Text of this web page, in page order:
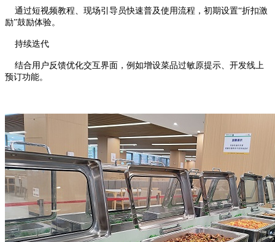
通过短视频教程、现场引导员快速普及使用流程，初期设置“折扣激
励”鼓励体验。
持续迭代
结合用户反馈优化交互界面，例如增设菜品过敏原提示、开发线上
预订功能。